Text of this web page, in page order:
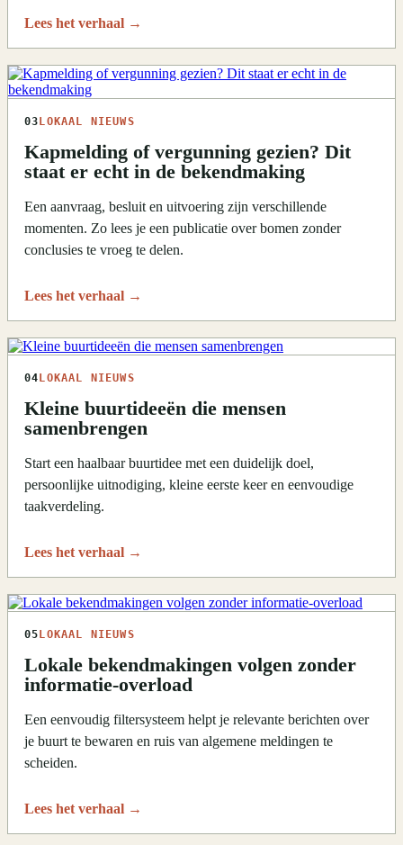
Lees het verhaal →
03 LOKAAL NIEUWS
Kapmelding of vergunning gezien? Dit
staat er echt in de bekendmaking
Een aanvraag, besluit en uitvoering zijn verschillende
momenten. Zo lees je een publicatie over bomen zonder
conclusies te vroeg te delen.
Lees het verhaal →
04 LOKAAL NIEUWS
Kleine buurtideeën die mensen
samenbrengen
Start een haalbaar buurtidee met een duidelijk doel,
persoonlijke uitnodiging, kleine eerste keer en eenvoudige
taakverdeling.
Lees het verhaal →
05 LOKAAL NIEUWS
Lokale bekendmakingen volgen zonder
informatie-overload
Een eenvoudig filtersysteem helpt je relevante berichten over
je buurt te bewaren en ruis van algemene meldingen te
scheiden.
Lees het verhaal →